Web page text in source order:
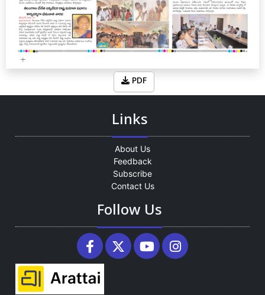
PDF
Links
About Us
Feedback
Subscribe
Contact Us
Follow Us